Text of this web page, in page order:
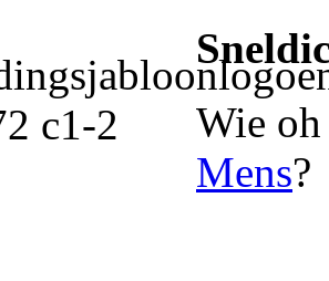
Wie
Mens?